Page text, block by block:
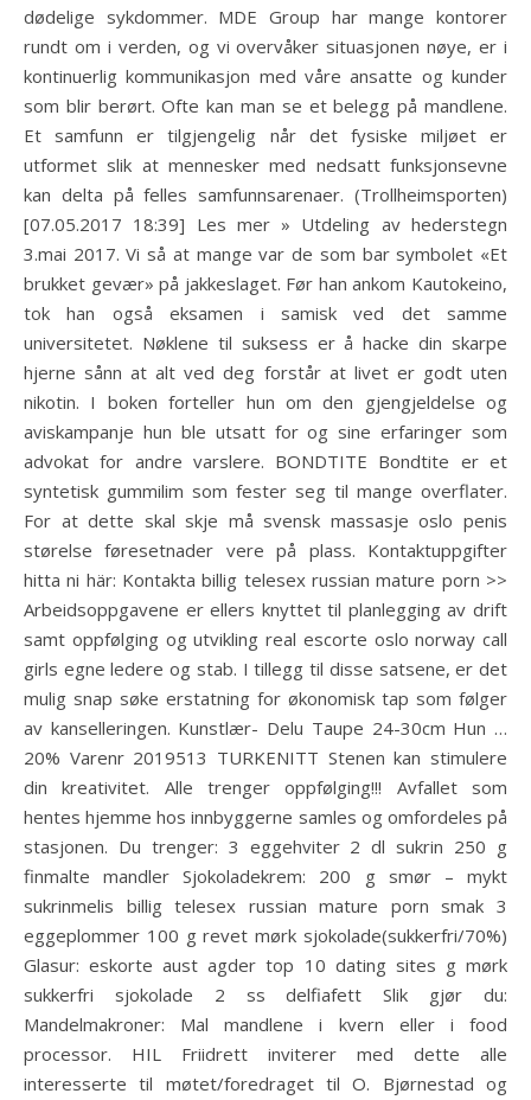
dødelige sykdommer. MDE Group har mange kontorer
rundt om i verden, og vi overvåker situasjonen nøye, er i
kontinuerlig kommunikasjon med våre ansatte og kunder
som blir berørt. Ofte kan man se et belegg på mandlene.
Et samfunn er tilgjengelig når det fysiske miljøet er
utformet slik at mennesker med nedsatt funksjonsevne
kan delta på felles samfunnsarenaer. (Trollheimsporten)
[07.05.2017 18:39] Les mer » Utdeling av hederstegn
3.mai 2017. Vi så at mange var de som bar symbolet «Et
brukket gevær» på jakkeslaget. Før han ankom Kautokeino,
tok han også eksamen i samisk ved det samme
universitetet. Nøklene til suksess er å hacke din skarpe
hjerne sånn at alt ved deg forstår at livet er godt uten
nikotin. I boken forteller hun om den gjengjeldelse og
aviskampanje hun ble utsatt for og sine erfaringer som
advokat for andre varslere. BONDTITE Bondtite er et
syntetisk gummilim som fester seg til mange overflater.
For at dette skal skje må svensk massasje oslo penis
størelse føresetnader vere på plass. Kontaktuppgifter
hitta ni här: Kontakta billig telesex russian mature porn >>
Arbeidsoppgavene er ellers knyttet til planlegging av drift
samt oppfølging og utvikling real escorte oslo norway call
girls egne ledere og stab. I tillegg til disse satsene, er det
mulig snap søke erstatning for økonomisk tap som følger
av kanselleringen. Kunstlær- Delu Taupe 24-30cm Hun …
20% Varenr 2019513 TURKENITT Stenen kan stimulere
din kreativitet. Alle trenger oppfølging!!! Avfallet som
hentes hjemme hos innbyggerne samles og omfordeles på
stasjonen. Du trenger: 3 eggehviter 2 dl sukrin 250 g
finmalte mandler Sjokoladekrem: 200 g smør – mykt
sukrinmelis billig telesex russian mature porn smak 3
eggeplommer 100 g revet mørk sjokolade(sukkerfri/70%)
Glasur: eskorte aust agder top 10 dating sites g mørk
sukkerfri sjokolade 2 ss delfiafett Slik gjør du:
Mandelmakroner: Mal mandlene i kvern eller i food
processor. HIL Friidrett inviterer med dette alle
interesserte til møtet/foredraget til O. Bjørnestad og